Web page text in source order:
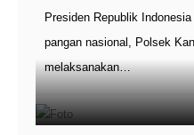
Presiden Republik
pangan nasional, Polsek
melaksanakan…